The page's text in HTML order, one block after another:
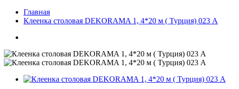
Главная
Клеенка столовая DEKORAMA 1, 4*20 м ( Турция) 023 A